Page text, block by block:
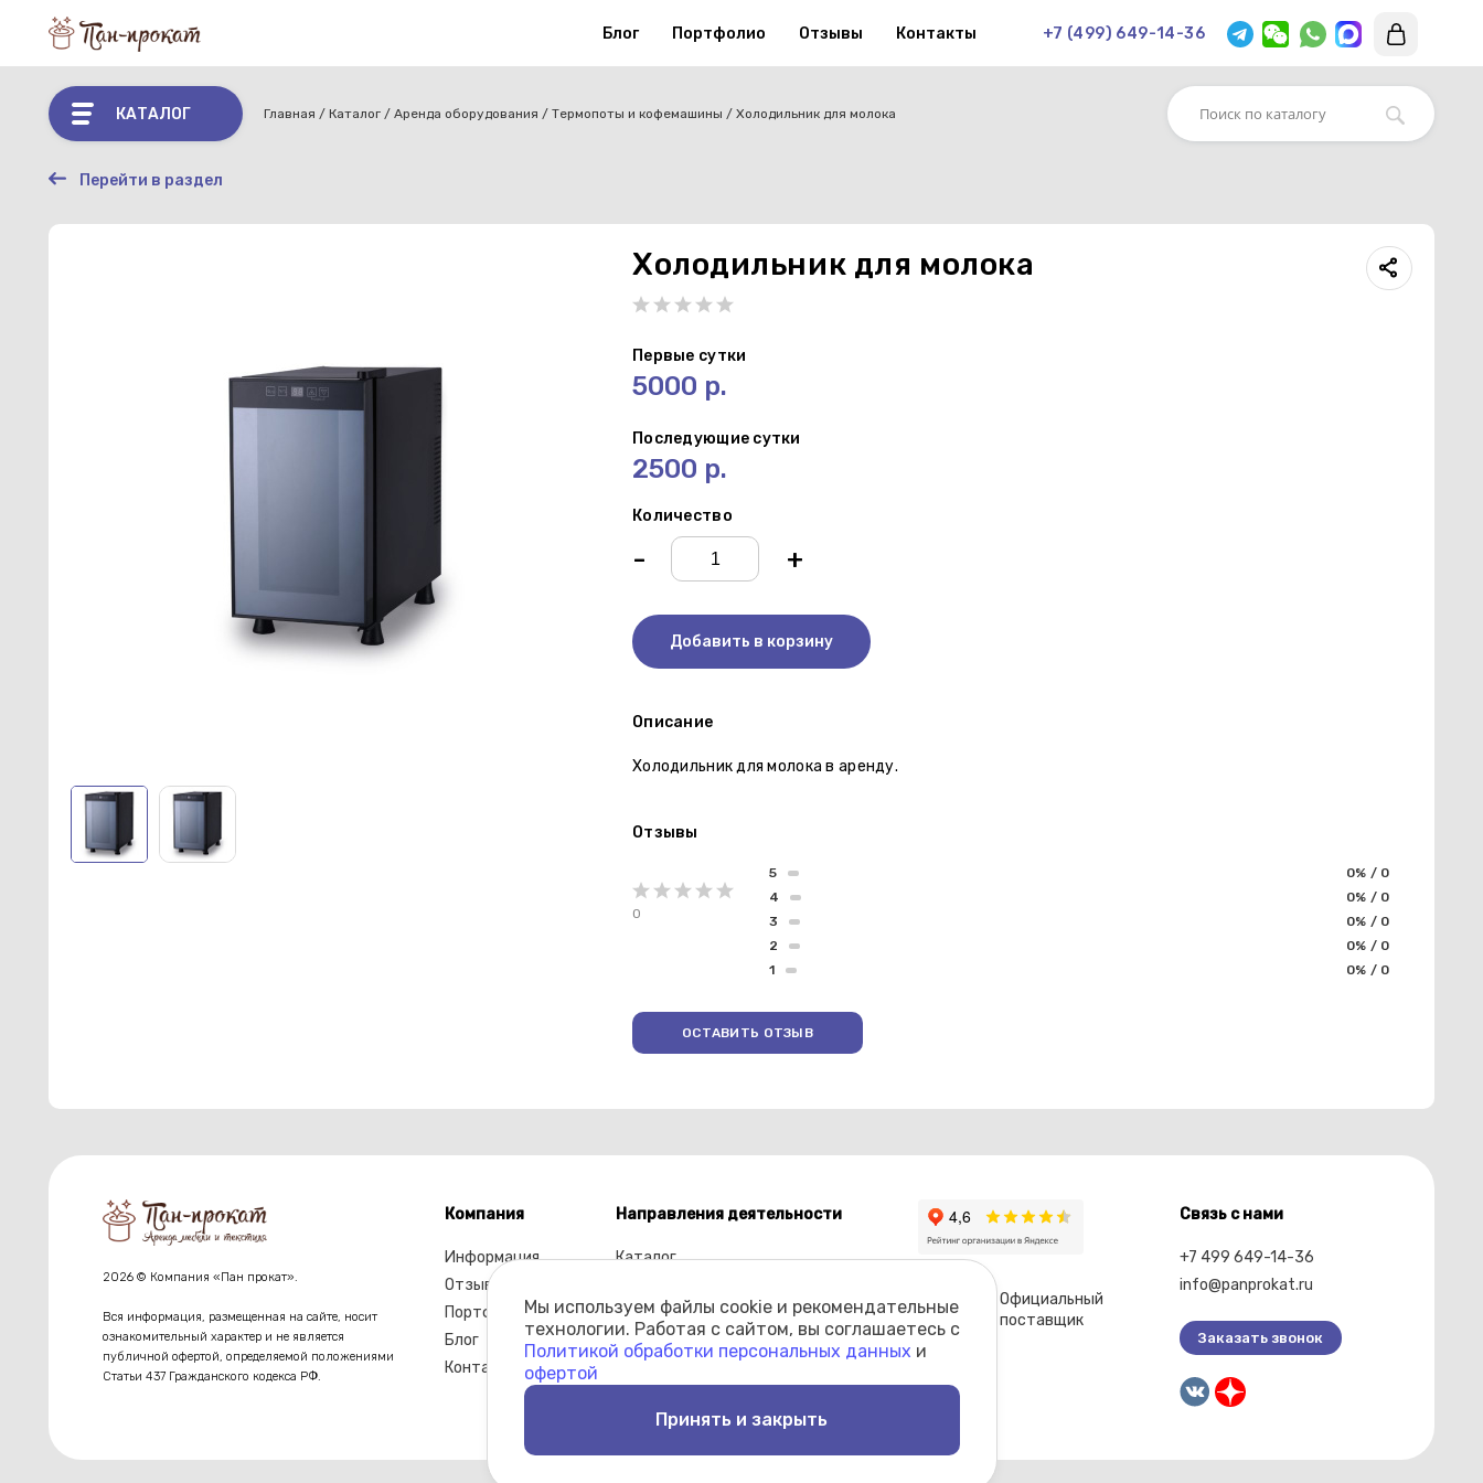
+7 (499) 649-14-36
Блог Портфолио Отзывы Контакты
КАТАЛОГ Главная Каталог Аренда оборудования Термопоты и кофемашины Холодильник для молока
Перейти в раздел
Холодильник для молока
Первые сутки
5000 р.
Последующие сутки
2500 р.
Количество
- +
Добавить в корзину
Описание
Холодильник для молока в аренду.
Отзывы
0
1 0% / 0
2 0% / 0
3 0% / 0
4 0% / 0
5 0% / 0
ОСТАВИТЬ ОТЗЫВ
2026 © Компания «Пан прокат».
Вся информация, размещенная на сайте, носит
ознакомительный характер и не является
публичной офертой, определяемой положениями
Статьи 437 Гражданского кодекса РФ.
Компания
Информация
Отзывы
Портфолио
Блог
Контакты
Направления деятельности
Каталог
Официальный
поставщик
Связь с нами
+7 499 649-14-36
info@panprokat.ru
Заказать звонок
Мы используем файлы cookie и рекомендательные
технологии. Работая с сайтом, вы соглашаетесь с
Политикой обработки персональных данных и
офертой
Принять и закрыть